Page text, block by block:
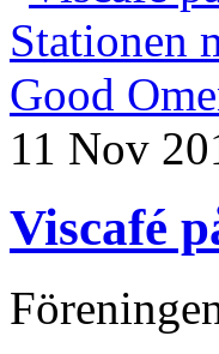
11 Nov
Viscafé